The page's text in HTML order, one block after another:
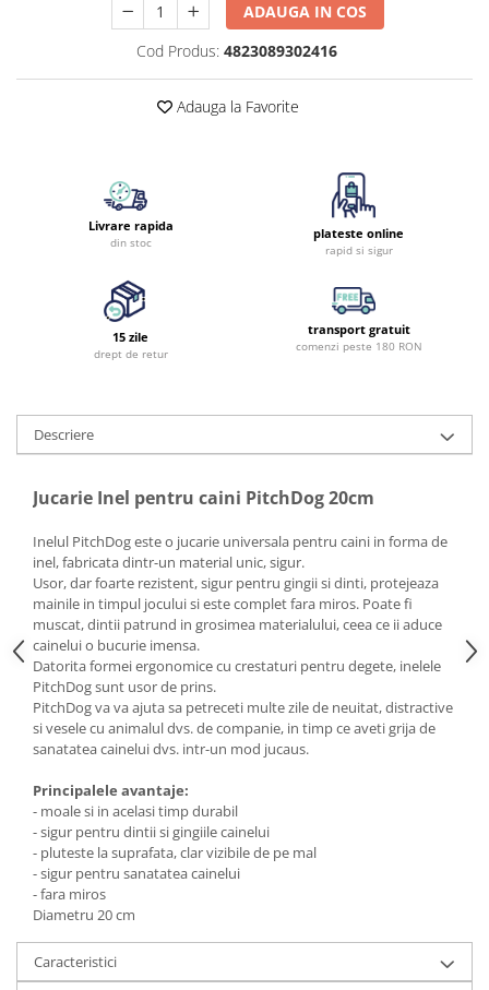
ADAUGA IN COS
Cod Produs: 4823089302416
Adauga la Favorite
Livrare rapida
din stoc
plateste online
rapid si sigur
15 zile
drept de retur
transport gratuit
comenzi peste 180 RON
Descriere
Jucarie Inel pentru caini PitchDog 20cm
Inelul PitchDog este o jucarie universala pentru caini in forma de
inel, fabricata dintr-un material unic, sigur.
Usor, dar foarte rezistent, sigur pentru gingii si dinti, protejeaza
mainile in timpul jocului si este complet fara miros. Poate fi
muscat, dintii patrund in grosimea materialului, ceea ce ii aduce
cainelui o bucurie imensa.
Datorita formei ergonomice cu crestaturi pentru degete, inelele
PitchDog sunt usor de prins.
PitchDog va va ajuta sa petreceti multe zile de neuitat, distractive
si vesele cu animalul dvs. de companie, in timp ce aveti grija de
sanatatea cainelui dvs. intr-un mod jucaus.
Principalele avantaje:
- moale si in acelasi timp durabil
- sigur pentru dintii si gingiile cainelui
- pluteste la suprafata, clar vizibile de pe mal
- sigur pentru sanatatea cainelui
- fara miros
Diametru 20 cm
Caracteristici